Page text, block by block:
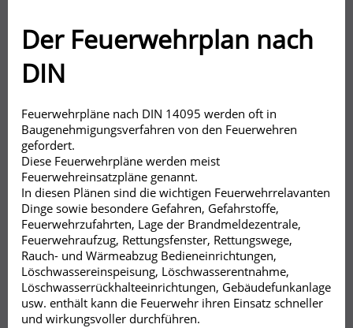
Der Feuerwehrplan nach
DIN
Feuerwehrpläne nach DIN 14095 werden oft in
Baugenehmigungsverfahren von den Feuerwehren
gefordert.
Diese Feuerwehrpläne werden meist
Feuerwehreinsatzpläne genannt.
In diesen Plänen sind die wichtigen Feuerwehrrelavanten
Dinge sowie besondere Gefahren, Gefahrstoffe,
Feuerwehrzufahrten, Lage der Brandmeldezentrale,
Feuerwehraufzug, Rettungsfenster, Rettungswege,
Rauch- und Wärmeabzug Bedieneinrichtungen,
Löschwassereinspeisung, Löschwasserentnahme,
Löschwasserrückhalteeinrichtungen, Gebäudefunkanlage
usw. enthält kann die Feuerwehr ihren Einsatz schneller
und wirkungsvoller durchführen.